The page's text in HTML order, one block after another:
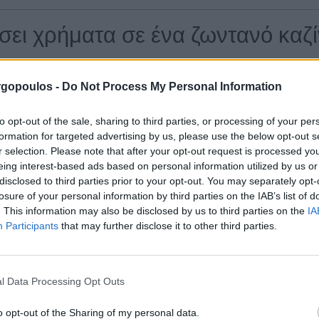
- Do Not Process My Personal Information
opt-out of the sale, sharing to third parties, or processing of your
for targeted advertising by us, please use the below opt-out
selection. Please note that after your opt-out request is processed
interest-based ads based on personal information utilized by us
to third parties prior to your opt-out. You may separately
of your personal information by third parties on the IAB’s list of
This information may also be disclosed by us to third parties on the
Participants that may further disclose it to other third parties.
Data Processing Opt Outs
opt-out of the Sharing of my personal data.
χρήματα σε ένα ζωντανό
μέθοδος για να υπολογίσετε πόσες τράπουλες
συσκευή έχετε. Αλλά οι απόλυτοι καλύτεροι
σύμβολα στοιβάζονται τρία υψηλά, μερικές φορές τα
χρωμάτων πλατφόρμας εδώ και αυτό συνδυάζεται
από μια χαμένη σειρά στα τραπέζια.
βοηθήσει να κρατήσει το παιχνίδι ενδιαφέρον, και όταν
ενώ υπάρχει επίσης ένα ειδικό επιπλέον στοίχημα που
ανά περιστροφή. Φρουτακια αρχαια ελλαδα με λεφτα μερικά